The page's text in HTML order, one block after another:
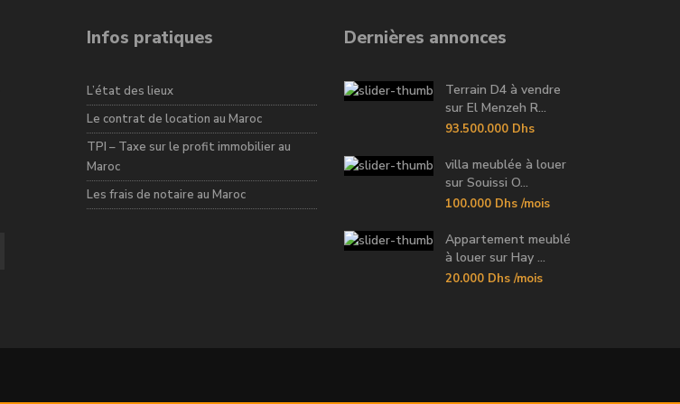
Infos pratiques
L’état des lieux
Le contrat de location au Maroc
TPI – Taxe sur le profit immobilier au
Maroc
Les frais de notaire au Maroc
Dernières annonces
Terrain D4 à vendre
sur El Menzeh R...
93.500.000 Dhs
villa meublée à louer
sur Souissi O...
100.000 Dhs /mois
Appartement meublé
à louer sur Hay ...
20.000 Dhs /mois